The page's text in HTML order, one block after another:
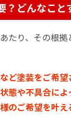
？どんなこと
たり、その根
塗装をご希望
や不具合によ
ご希望を叶え